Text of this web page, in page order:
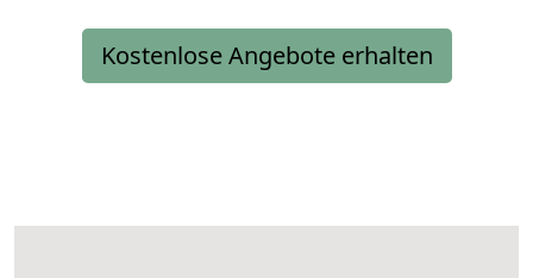
Kostenlose Angebote erhalten